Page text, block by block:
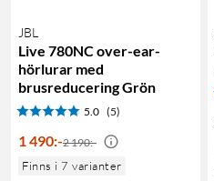
JBL
Live 780NC over-ear-
hörlurar med
brusreducering Grön
5.0 (5)
1 490:-2 190:-
Finns i 7 varianter